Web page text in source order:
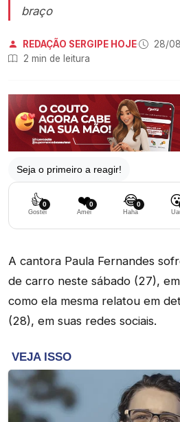
braço
REDAÇÃO SERGIPE HOJE· 28/
2 min de leitura
Seja o primeiro a reagir!
👍0
Gostei
❤️0
Amei
😂0
Haha
A cantora Paula Fernandes
de carro neste sábado (27),
como ela mesma relatou em
(28), em suas redes sociais.